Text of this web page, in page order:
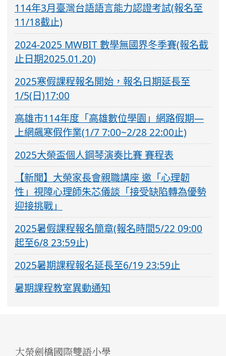
114年3月臺灣台語語言能力認證考試(報名至
11/18截止)
2024-2025 MWBIT 數學無國界冬季賽(報名截
止日期2025.01.20)
2025寒假課程報名開始，報名日期延長至
1/5(日)17:00
高雄市114年度「高雄數位學園」網路假期—
上網飆寒假作業(1/7 7:00~2/28 22:00止)
2025大榮盃個人鋼琴演奏比賽 賽程表
【新聞】大榮家長會親職講座 邀「心理韌
性」視障心理師朱芯儀談「接受缺陷轉為優勢
迎接挑戰」
2025暑假課程報名簡章(報名時間5/22 09:00
起至6/8 23:59止)
2025暑期課程報名延長至6/19 23:59止
暑期課程教室異動通知
大榮劍橋國際雙語小學